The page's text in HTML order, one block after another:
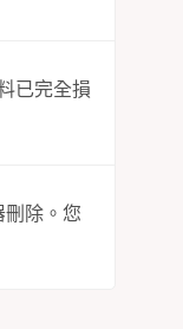
已完全損
除。您